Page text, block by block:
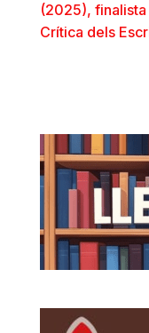
(2025), finalista
Crítica dels